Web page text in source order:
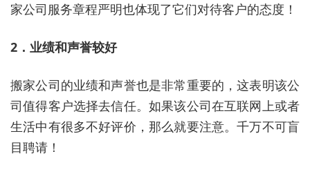
家公司服务章程严明也体现了它们对待客户的态度！
2．业绩和声誉较好
搬家公司的业绩和声誉也是非常重要的，这表明该公
司值得客户选择去信任。如果该公司在互联网上或者
生活中有很多不好评价，那么就要注意。千万不可盲
目聘请！